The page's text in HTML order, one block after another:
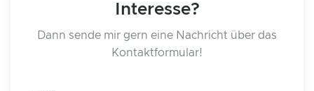
Interesse?
Dann sende mir gern eine Nachricht über das
Kontaktformular!